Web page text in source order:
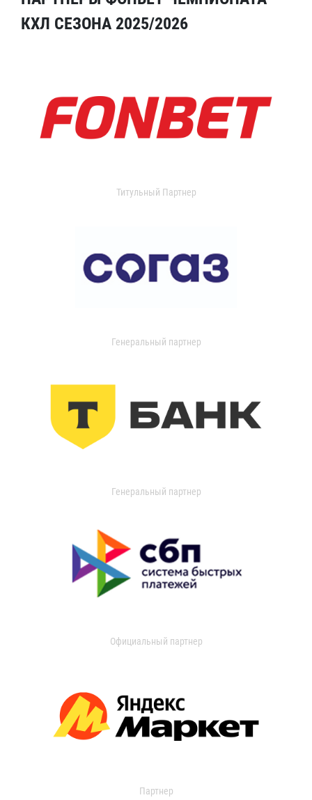
КХЛ СЕЗОНА 2025/2026
Титульный Партнер
Генеральный партнер
Генеральный партнер
Официальный партнер
Партнер